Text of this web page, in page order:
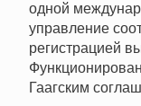
одной
управление
регистрацией
Гаагским